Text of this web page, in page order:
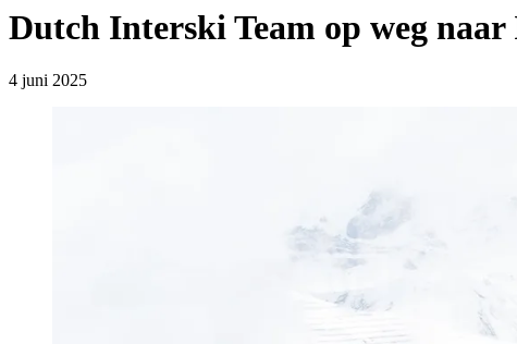
Dutch Interski Team op weg
4 juni 2025